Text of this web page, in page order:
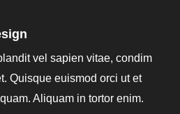
vel sapien vitae, condim
Quisque euismod orci ut et
Aliquam in tortor enim.